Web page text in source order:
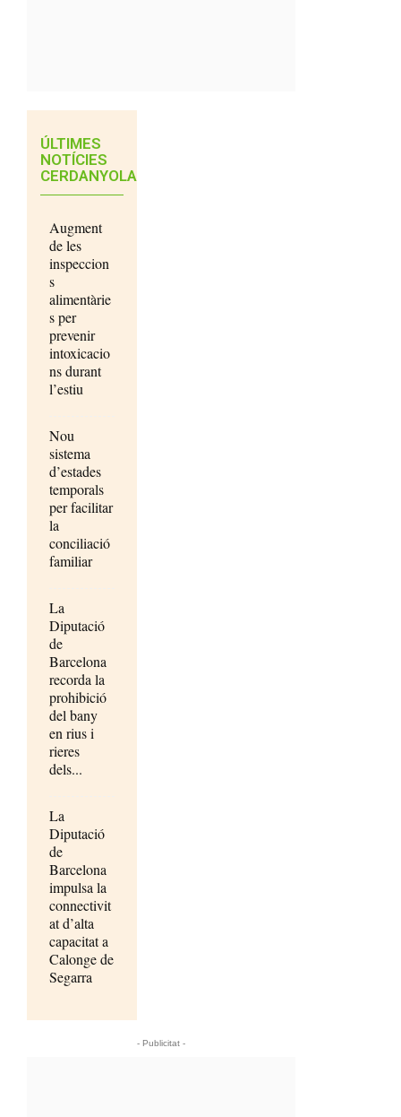
ÚLTIMES
NOTÍCIES
CERDANYOLA
Augment
de les
inspeccion
s
alimentàrie
s per
prevenir
intoxicacio
ns durant
l’estiu
Nou
sistema
d’estades
temporals
per facilitar
la
conciliació
familiar
La
Diputació
de
Barcelona
recorda la
prohibició
del bany
en rius i
rieres
dels...
La
Diputació
de
Barcelona
impulsa la
connectivit
at d’alta
capacitat a
Calonge de
Segarra
- Publicitat -